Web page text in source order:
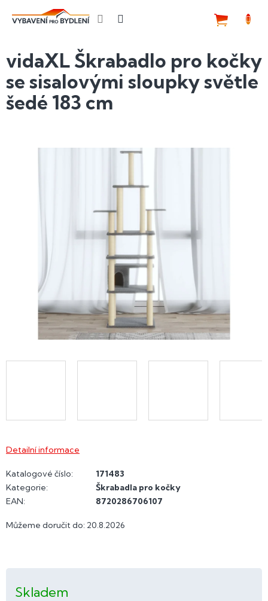
vidaXL Škrabadlo pro kočky
se sisalovými sloupky světle
šedé 183 cm
Můžeme doručit do: 20.8.2026
Skladem
Detailní informace
Katalogové číslo:
171483
Kategorie:
Škrabadla pro kočky
EAN: 8720286706107